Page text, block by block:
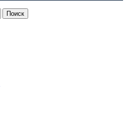
Поиск